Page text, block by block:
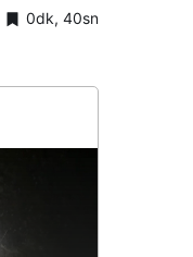
0dk, 40sn